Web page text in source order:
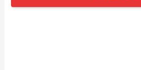
文方法も解説